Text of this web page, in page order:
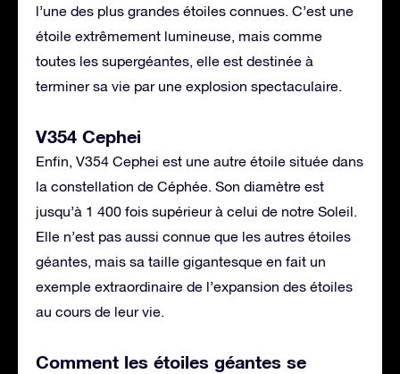
l’une des plus grandes étoiles connues. C’est une
étoile extrêmement lumineuse, mais comme
toutes les supergéantes, elle est destinée à
terminer sa vie par une explosion spectaculaire.
V354 Cephei
Enfin, V354 Cephei est une autre étoile située dans
la constellation de Céphée. Son diamètre est
jusqu’à 1 400 fois supérieur à celui de notre Soleil.
Elle n’est pas aussi connue que les autres étoiles
géantes, mais sa taille gigantesque en fait un
exemple extraordinaire de l’expansion des étoiles
au cours de leur vie.
Comment les étoiles géantes se